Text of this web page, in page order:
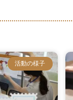
活動の様子